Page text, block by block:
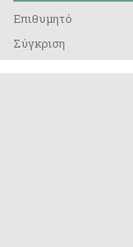
Επιθυμητό
Σύγκριση